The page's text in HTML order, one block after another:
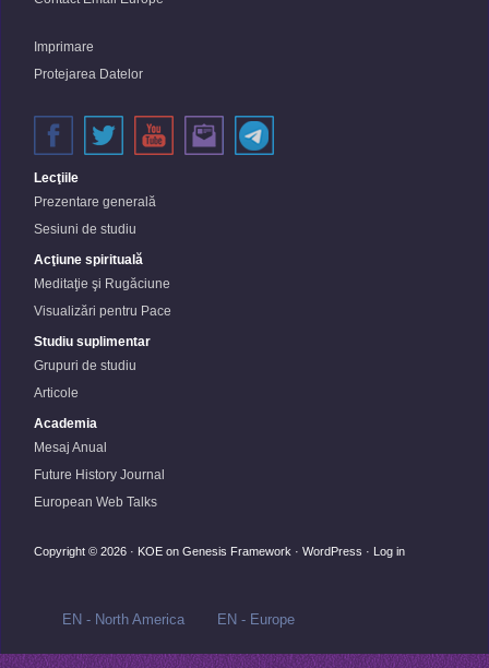
Imprimare
Protejarea Datelor
Lecţiile
Prezentare generală
Sesiuni de studiu
Acţiune spirituală
Meditaţie şi Rugăciune
Visualizări pentru Pace
Studiu suplimentar
Grupuri de studiu
Articole
Academia
Mesaj Anual
Future History Journal
European Web Talks
Copyright © 2026 · KOE on Genesis Framework · WordPress · Log in
EN - North America EN - Europe